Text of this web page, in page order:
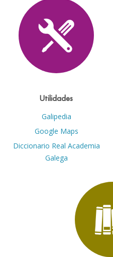
Utilidades
Galipedia
Google Maps
Diccionario Real Academia
Galega